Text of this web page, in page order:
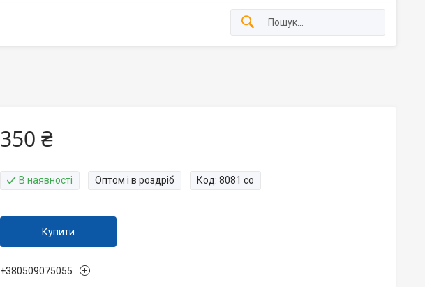
350 ₴
В наявності Оптом і в роздріб Код: 8081 со
Купити
+380509075055